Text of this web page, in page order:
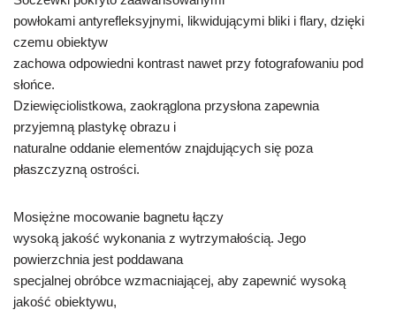
powłokami antyrefleksyjnymi, likwidującymi bliki i flary, dzięki
czemu obiektyw
zachowa odpowiedni kontrast nawet przy fotografowaniu pod
słońce.
Dziewięciolistkowa, zaokrąglona przysłona zapewnia
przyjemną plastykę obrazu i
naturalne oddanie elementów znajdujących się poza
płaszczyzną ostrości.
Mosiężne mocowanie bagnetu łączy
wysoką jakość wykonania z wytrzymałością. Jego
powierzchnia jest poddawana
specjalnej obróbce wzmacniającej, aby zapewnić wysoką
jakość obiektywu,